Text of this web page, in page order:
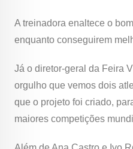
A treinadora enaltece o
enquanto conseguirem
Já o diretor-geral da Feira
orgulho que vemos dois
que o projeto foi criado,
maiores competições